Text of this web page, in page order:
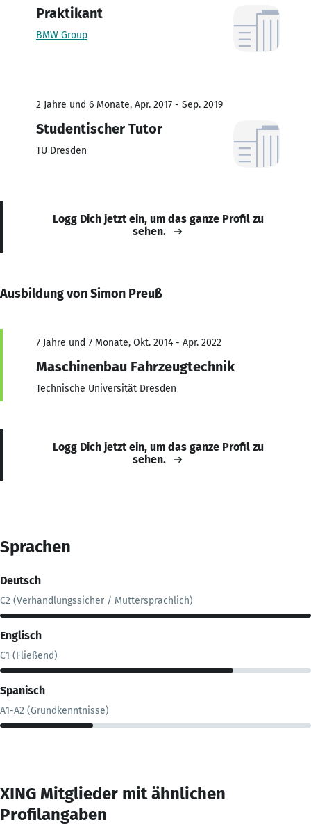
Praktikant
BMW Group
2 Jahre und 6 Monate, Apr. 2017 - Sep. 2019
Studentischer Tutor
TU Dresden
Logg Dich jetzt ein, um das ganze Profil zu
sehen.
Ausbildung von Simon Preuß
7 Jahre und 7 Monate, Okt. 2014 - Apr. 2022
Maschinenbau Fahrzeugtechnik
Technische Universität Dresden
Logg Dich jetzt ein, um das ganze Profil zu
sehen.
Sprachen
Deutsch
C2 (Verhandlungssicher / Muttersprachlich)
Englisch
C1 (Fließend)
Spanisch
A1-A2 (Grundkenntnisse)
XING Mitglieder mit ähnlichen
Profilangaben